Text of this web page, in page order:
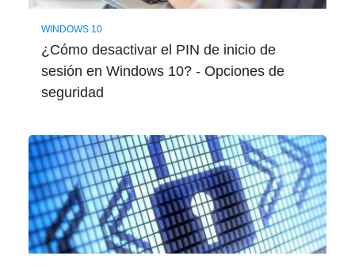
WINDOWS 10
¿Cómo desactivar el PIN de inicio de
sesión en Windows 10? - Opciones de
seguridad